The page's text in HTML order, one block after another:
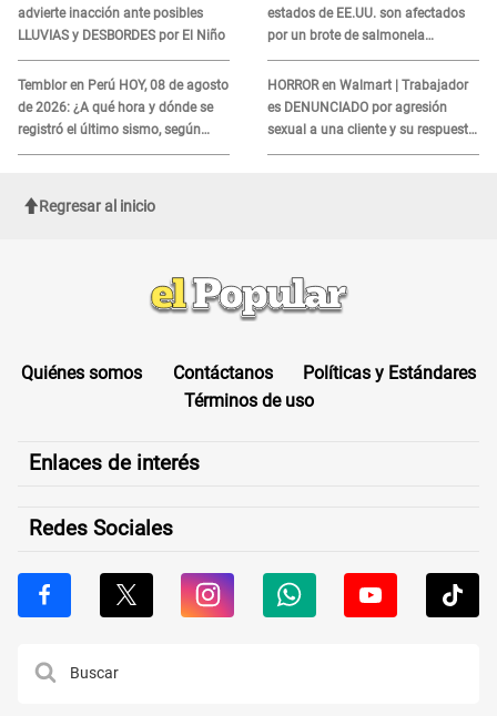
advierte inacción ante posibles
LLUVIAS y DESBORDES por El Niño
Temblor en Perú HOY, 08 de agosto
de 2026: ¿A qué hora y dónde se
registró el último sismo, según
IGP?
estados de EE.UU. son afectados
por un brote de salmonela
relacionado a un producto MUY
UTILIZADO
HORROR en Walmart | Trabajador
es DENUNCIADO por agresión
sexual a una cliente y su respuesta
INDIGNÓ A TODOS
Regresar al inicio
Quiénes somos Contáctanos
Políticas y Estándares
Términos de uso
Enlaces de interés
Redes Sociales